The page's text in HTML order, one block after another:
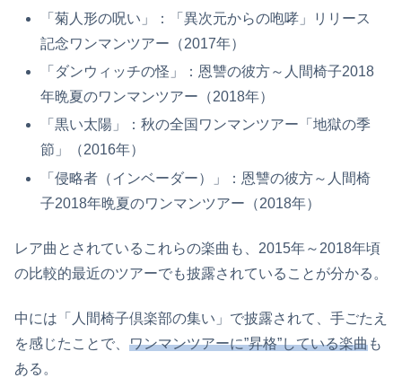
「菊人形の呪い」：「異次元からの咆哮」リリース
記念ワンマンツアー（2017年）
「ダンウィッチの怪」：恩讐の彼方～人間椅子2018
年晩夏のワンマンツアー（2018年）
「黒い太陽」：秋の全国ワンマンツアー「地獄の季
節」（2016年）
「侵略者（インベーダー）」：恩讐の彼方～人間椅
子2018年晩夏のワンマンツアー（2018年）
レア曲とされているこれらの楽曲も、2015年～2018年頃
の比較的最近のツアーでも披露されていることが分かる。
中には「人間椅子倶楽部の集い」で披露されて、手ごたえ
を感じたことで、 ワンマンツアーに”昇格”している楽曲も
ある。